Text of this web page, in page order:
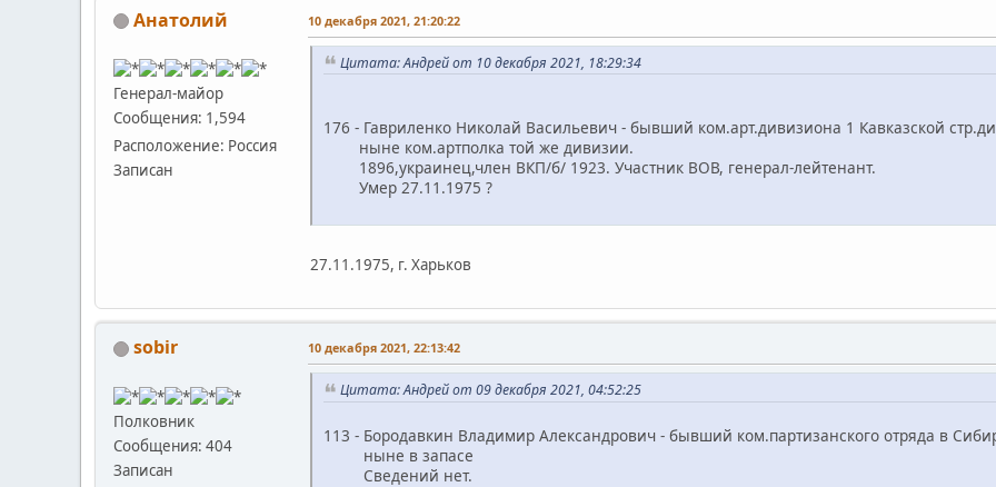
Анатолий
Генерал-майор
Сообщения: 1,594
Расположение: Россия
Записан
10 декабря 2021, 21:20:22
Цитата: Андрей от 10 декабря 2021, 18:29:34
176 - Гавриленко Николай Васильевич - бывший ком.арт.дивизиона 1 Кавказской
ныне ком.артполка той же дивизии.
1896,украинец,член ВКП/б/ 1923. Участник ВОВ, генерал-лейтенант.
Умер 27.11.1975 ?
27.11.1975, г. Харьков
sobir
Полковник
Сообщения: 404
Записан
10 декабря 2021, 22:13:42
Цитата: Андрей от 09 декабря 2021, 04:52:25
113 - Бородавкин Владимир Александрович - бывший ком.партизанского отряда в
ныне в запасе
Сведений нет.